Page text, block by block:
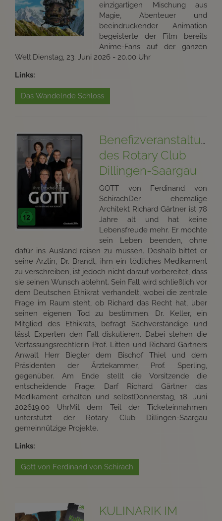
einzigartigen Mischung aus
Magie, Abenteuer und
beeindruckender Animation
begeisterte der Film bereits
Anime-Fans auf der ganzen
Welt.Dienstag, 23. Juni 2026 - 20.00 Uhr
Links:
Das Wandelnde Schloss
Benefizveranstaltung
des Rotary Club
Dillingen-Saargau
GOTT von Ferdinand von
SchirachDer ehemalige
Architekt Richard Gärtner ist 78
Jahre alt und hat keine
Lebensfreude mehr. Er möchte
sein Leben beenden, ohne
dafür ins Ausland reisen zu müssen. Deshalb bittet er
seine Ärztin, Dr. Brandt, ihm ein tödliches Medikament
zu verschreiben, ist jedoch nicht darauf vorbereitet, dass
sie seinen Wunsch ablehnt. Sein Fall wird schließlich vor
dem Deutschen Ethikrat verhandelt, wobei die zentrale
Frage im Raum steht, ob Richard das Recht hat, über
seinen eigenen Tod zu bestimmen. Dr. Keller, ein
Mitglied des Ethikrats, befragt Sachverständige und
lässt Experten den Fall diskutieren. Dabei stehen die
Verfassungsrechtlerin Prof. Litten und Richard Gärtners
Anwalt Herr Biegler dem Bischof Thiel und dem
Präsidenten der Ärztekammer, Prof. Sperling,
gegenüber. Am Ende stellt die Vorsitzende die
entscheidende Frage: Darf Richard Gärtner das
Medikament erhalten und selbstDonnerstag, 18. Juni
202619.00 UhrMit dem Teil der Ticketeinnahmen
unterstützt der Rotary Club Dillingen-Saargau
gemeinnützige Projekte.
Links:
Gott von Ferdinand von Schirach
KULINARIK IM